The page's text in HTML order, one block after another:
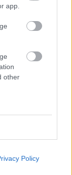
app.
other
Policy
οι σύλλογοι
του Ψάρρα
στο